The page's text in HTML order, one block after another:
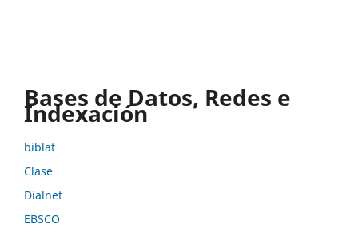
Bases de Datos, Redes e
Indexación
biblat
Clase
Dialnet
EBSCO